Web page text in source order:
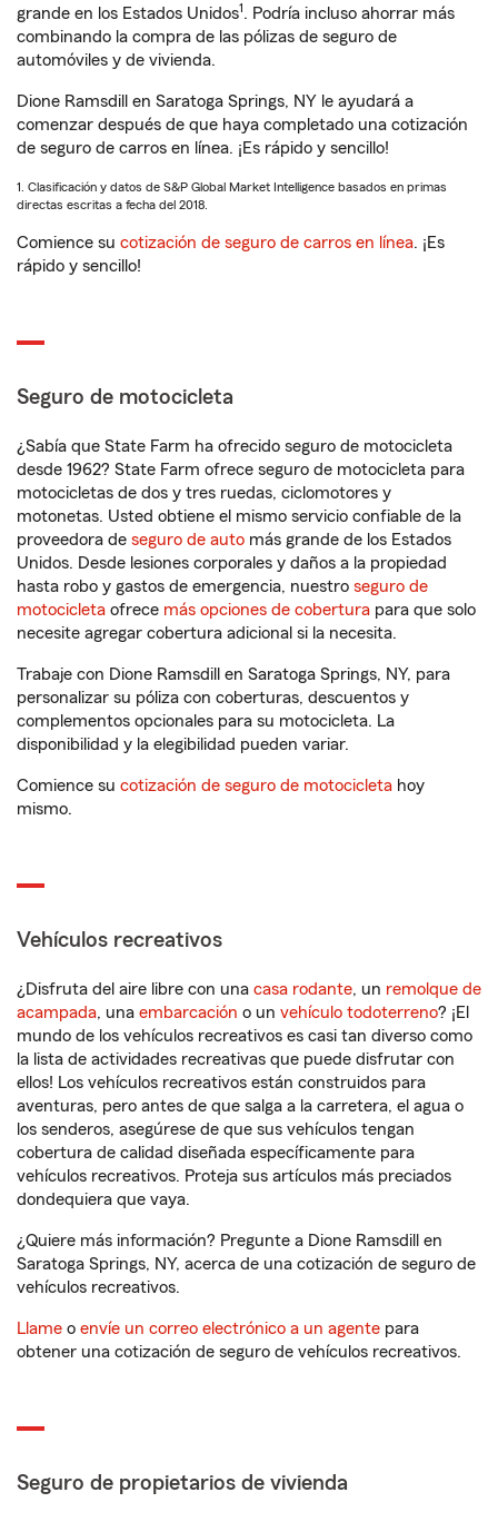
grande en los Estados Unidos1. Podría incluso ahorrar más
combinando la compra de las pólizas de seguro de
automóviles y de vivienda.
Dione Ramsdill en Saratoga Springs, NY le ayudará a
comenzar después de que haya completado una cotización
de seguro de carros en línea. ¡Es rápido y sencillo!
1. Clasificación y datos de S&P Global Market Intelligence basados en primas
directas escritas a fecha del 2018.
Comience su cotización de seguro de carros en línea. ¡Es
rápido y sencillo!
Seguro de motocicleta
¿Sabía que State Farm ha ofrecido seguro de motocicleta
desde 1962? State Farm ofrece seguro de motocicleta para
motocicletas de dos y tres ruedas, ciclomotores y
motonetas. Usted obtiene el mismo servicio confiable de la
proveedora de seguro de auto más grande de los Estados
Unidos. Desde lesiones corporales y daños a la propiedad
hasta robo y gastos de emergencia, nuestro seguro de
motocicleta ofrece más opciones de cobertura para que solo
necesite agregar cobertura adicional si la necesita.
Trabaje con Dione Ramsdill en Saratoga Springs, NY, para
personalizar su póliza con coberturas, descuentos y
complementos opcionales para su motocicleta. La
disponibilidad y la elegibilidad pueden variar.
Comience su cotización de seguro de motocicleta hoy
mismo.
Vehículos recreativos
¿Disfruta del aire libre con una casa rodante, un remolque de
acampada, una embarcación o un vehículo todoterreno? ¡El
mundo de los vehículos recreativos es casi tan diverso como
la lista de actividades recreativas que puede disfrutar con
ellos! Los vehículos recreativos están construidos para
aventuras, pero antes de que salga a la carretera, el agua o
los senderos, asegúrese de que sus vehículos tengan
cobertura de calidad diseñada específicamente para
vehículos recreativos. Proteja sus artículos más preciados
dondequiera que vaya.
¿Quiere más información? Pregunte a Dione Ramsdill en
Saratoga Springs, NY, acerca de una cotización de seguro de
vehículos recreativos.
Llame o envíe un correo electrónico a un agente para
obtener una cotización de seguro de vehículos recreativos.
Seguro de propietarios de vivienda